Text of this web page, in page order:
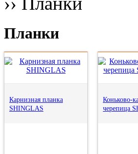
Планки
Карнизная планка
SHINGLAS
Коньково-
черепица